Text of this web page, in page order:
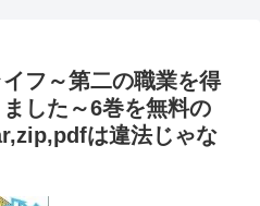
フ～第二の職業を得
した～6巻を無料の
は違法じゃな